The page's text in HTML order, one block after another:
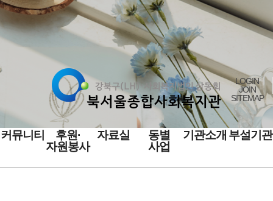
LOGIN
JOIN
SITEMAP
커뮤니티
후원·
자원봉사
자료실
동별
사업
기관소개 부설기관